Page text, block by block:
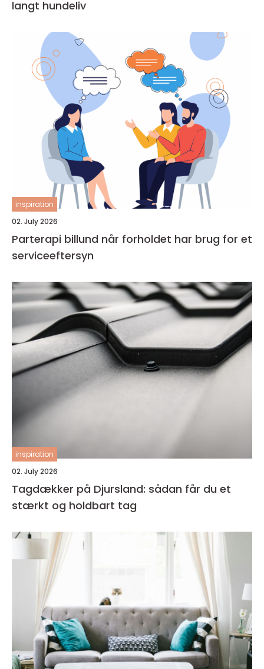
langt hundeliv
inspiration
02. July 2026
Parterapi billund når forholdet har brug for et
serviceeftersyn
inspiration
02. July 2026
Tagdækker på Djursland: sådan får du et
stærkt og holdbart tag